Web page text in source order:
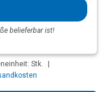
belieferbar ist!
Stk.
|